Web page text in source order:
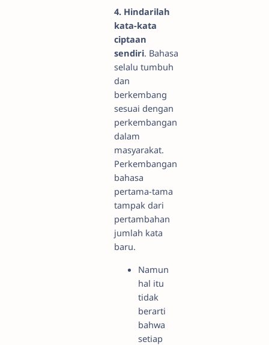
4. Hindarilah
kata-kata
ciptaan
sendiri. Bahasa
selalu tumbuh
dan
berkembang
sesuai dengan
perkembangan
dalam
masyarakat.
Perkembangan
bahasa
pertama-tama
tampak dari
pertambahan
jumlah kata
baru.
Namun
hal itu
tidak
berarti
bahwa
setiap